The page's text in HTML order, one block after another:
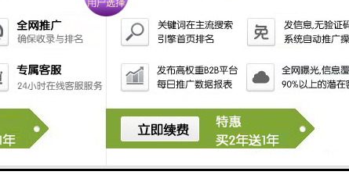
民更倾向于选择充电过程温和、对电池损伤小的充电方式。
，其较慢的充电速度反而成为保护电池的优势。